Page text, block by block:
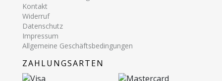
Kontakt
Widerruf
Datenschutz
Impressum
Allgemeine Geschäftsbedingungen
ZAHLUNGSARTEN